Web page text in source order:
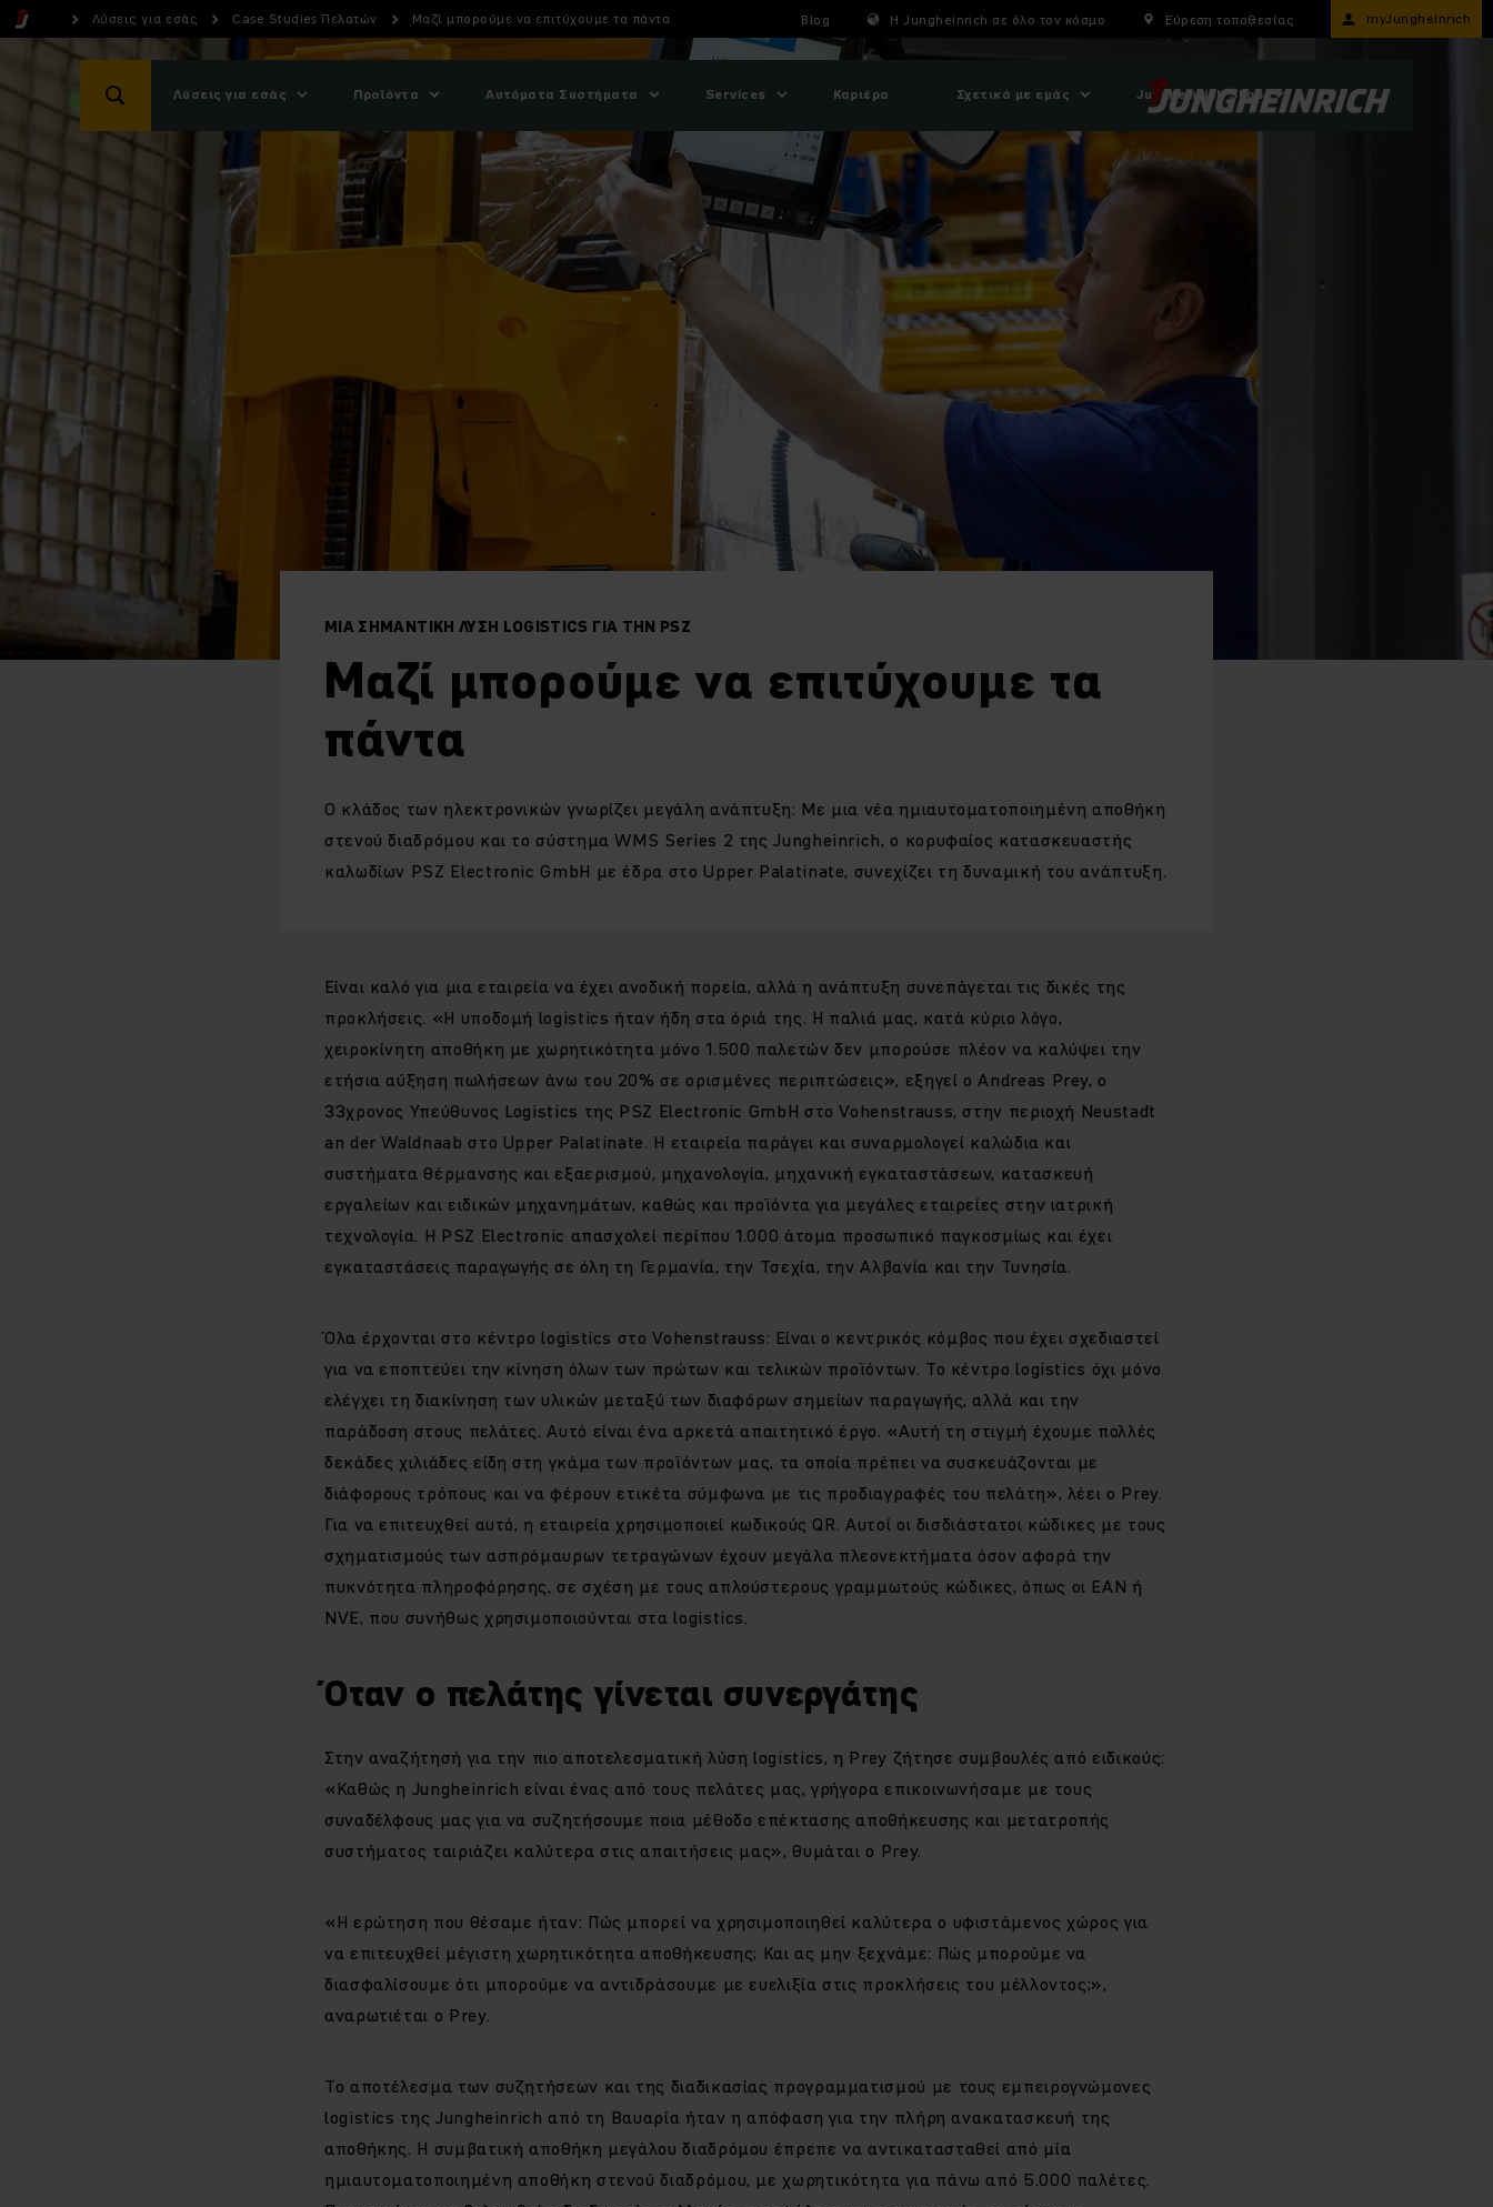
Λύσεις για εσάς Case Studies Πελατών Μαζί μπορούμε να επιτύχουμε τα πάντα Blog Η Jungheinrich σε όλο τον κόσμο Εύρεση τοποθεσίας myJungheinrich
Λύσεις για εσάς Προϊόντα Αυτόματα Συστήματα Services Καριέρα Σχετικά με εμάς Jungheinrich Shop
ΜΙΑ ΣΗΜΑΝΤΙΚΉ ΛΎΣΗ LOGISTICS ΓΙΑ ΤΗΝ PSZ
Μαζί μπορούμε να επιτύχουμε τα
πάντα
Ο κλάδος των ηλεκτρονικών γνωρίζει μεγάλη ανάπτυξη: Με μια νέα ημιαυτοματοποιημένη αποθήκη
στενού διαδρόμου και το σύστημα WMS Series 2 της Jungheinrich, ο κορυφαίος κατασκευαστής
καλωδίων PSZ Electronic GmbH με έδρα στο Upper Palatinate, συνεχίζει τη δυναμική του ανάπτυξη.
Είναι καλό για μια εταιρεία να έχει ανοδική πορεία, αλλά η ανάπτυξη συνεπάγεται τις δικές της
προκλήσεις. «Η υποδομή logistics ήταν ήδη στα όριά της. Η παλιά μας, κατά κύριο λόγο,
χειροκίνητη αποθήκη με χωρητικότητα μόνο 1.500 παλετών δεν μπορούσε πλέον να καλύψει την
ετήσια αύξηση πωλήσεων άνω του 20% σε ορισμένες περιπτώσεις», εξηγεί ο Andreas Prey, ο
33χρονος Υπεύθυνος Logistics της PSZ Electronic GmbH στο Vohenstrauss, στην περιοχή Neustadt
an der Waldnaab στο Upper Palatinate. Η εταιρεία παράγει και συναρμολογεί καλώδια και
συστήματα θέρμανσης και εξαερισμού, μηχανολογία, μηχανική εγκαταστάσεων, κατασκευή
εργαλείων και ειδικών μηχανημάτων, καθώς και προϊόντα για μεγάλες εταιρείες στην ιατρική
τεχνολογία. Η PSZ Electronic απασχολεί περίπου 1.000 άτομα προσωπικό παγκοσμίως και έχει
εγκαταστάσεις παραγωγής σε όλη τη Γερμανία, την Τσεχία, την Αλβανία και την Τυνησία.
Όλα έρχονται στο κέντρο logistics στο Vohenstrauss: Είναι ο κεντρικός κόμβος που έχει σχεδιαστεί
για να εποπτεύει την κίνηση όλων των πρώτων και τελικών προϊόντων. Το κέντρο logistics όχι μόνο
ελέγχει τη διακίνηση των υλικών μεταξύ των διαφόρων σημείων παραγωγής, αλλά και την
παράδοση στους πελάτες. Αυτό είναι ένα αρκετά απαιτητικό έργο. «Αυτή τη στιγμή έχουμε πολλές
δεκάδες χιλιάδες είδη στη γκάμα των προϊόντων μας, τα οποία πρέπει να συσκευάζονται με
διάφορους τρόπους και να φέρουν ετικέτα σύμφωνα με τις προδιαγραφές του πελάτη», λέει ο Prey.
Για να επιτευχθεί αυτό, η εταιρεία χρησιμοποιεί κωδικούς QR. Αυτοί οι δισδιάστατοι κώδικες με τους
σχηματισμούς των ασπρόμαυρων τετραγώνων έχουν μεγάλα πλεονεκτήματα όσον αφορά την
πυκνότητα πληροφόρησης, σε σχέση με τους απλούστερους γραμμωτούς κώδικες, όπως οι EAN ή
NVE, που συνήθως χρησιμοποιούνται στα logistics.
Όταν ο πελάτης γίνεται συνεργάτης
Στην αναζήτησή για την πιο αποτελεσματική λύση logistics, η Prey ζήτησε συμβουλές από ειδικούς:
«Καθώς η Jungheinrich είναι ένας από τους πελάτες μας, γρήγορα επικοινωνήσαμε με τους
συναδέλφους μας για να συζητήσουμε ποια μέθοδο επέκτασης αποθήκευσης και μετατροπής
συστήματος ταιριάζει καλύτερα στις απαιτήσεις μας», θυμάται ο Prey.
«Η ερώτηση που θέσαμε ήταν: Πώς μπορεί να χρησιμοποιηθεί καλύτερα ο υφιστάμενος χώρος για
να επιτευχθεί μέγιστη χωρητικότητα αποθήκευσης; Και ας μην ξεχνάμε: Πώς μπορούμε να
διασφαλίσουμε ότι μπορούμε να αντιδράσουμε με ευελιξία στις προκλήσεις του μέλλοντος;»,
αναρωτιέται ο Prey.
Το αποτέλεσμα των συζητήσεων και της διαδικασίας προγραμματισμού με τους εμπειρογνώμονες
logistics της Jungheinrich από τη Βαυαρία ήταν η απόφαση για την πλήρη ανακατασκευή της
αποθήκης. Η συμβατική αποθήκη μεγάλου διαδρόμου έπρεπε να αντικατασταθεί από μία
ημιαυτοματοποιημένη αποθήκη στενού διαδρόμου, με χωρητικότητα για πάνω από 5.000 παλέτες.